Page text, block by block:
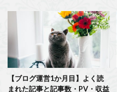
【ブログ運営1か月目】よく読
まれた記事と記事数・PV・収益